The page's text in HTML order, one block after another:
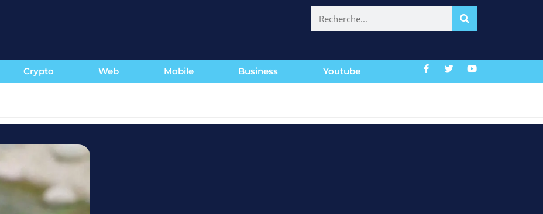
Crypto Web Mobile Business Youtube